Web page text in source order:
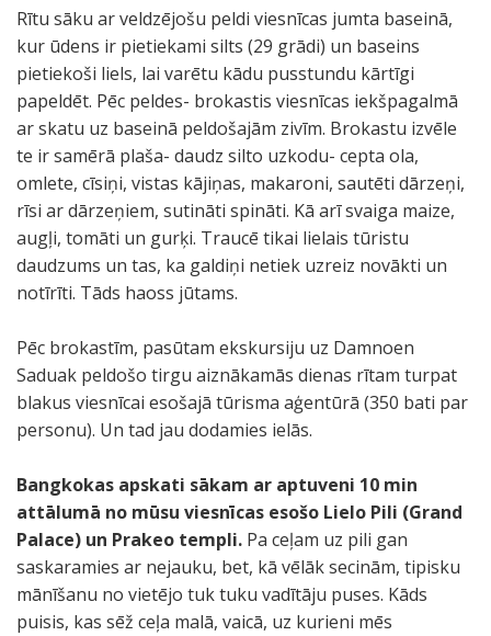
Rītu sāku ar veldzējošu peldi viesnīcas jumta baseinā,
kur ūdens ir pietiekami silts (29 grādi) un baseins
pietiekoši liels, lai varētu kādu pusstundu kārtīgi
papeldēt. Pēc peldes- brokastis viesnīcas iekšpagalmā
ar skatu uz baseinā peldošajām zivīm. Brokastu izvēle
te ir samērā plaša- daudz silto uzkodu- cepta ola,
omlete, cīsiņi, vistas kājiņas, makaroni, sautēti dārzeņi,
rīsi ar dārzeņiem, sutināti spināti. Kā arī svaiga maize,
augļi, tomāti un gurķi. Traucē tikai lielais tūristu
daudzums un tas, ka galdiņi netiek uzreiz novākti un
notīrīti. Tāds haoss jūtams.
Pēc brokastīm, pasūtam ekskursiju uz Damnoen
Saduak peldošo tirgu aiznākamās dienas rītam turpat
blakus viesnīcai esošajā tūrisma aģentūrā (350 bati par
personu). Un tad jau dodamies ielās.
Bangkokas apskati sākam ar aptuveni 10 min
attālumā no mūsu viesnīcas esošo Lielo Pili (Grand
Palace) un Prakeo templi. Pa ceļam uz pili gan
saskaramies ar nejauku, bet, kā vēlāk secinām, tipisku
mānīšanu no vietējo tuk tuku vadītāju puses. Kāds
puisis, kas sēž ceļa malā, vaicā, uz kurieni mēs